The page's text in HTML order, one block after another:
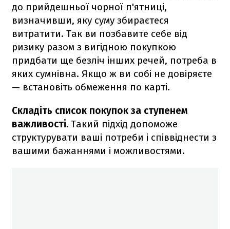
до прийдешньої чорної п'ятниці,
визначивши, яку суму збираєтеся
витратити. Так ви позбавите себе від
ризику разом з вигідною покупкою
придбати ще безліч інших речей, потреба в
яких сумнівна. Якщо ж ви собі не довіряєте
— встановіть обмеження по карті.
Складіть список покупок за ступенем
важливості. Такий підхід допоможе
структурувати ваші потреби і співвіднести з
вашими бажаннями і можливостями.